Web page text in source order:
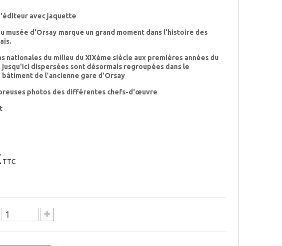
avec jaquette
musée d'Orsay marque un grand moment dans l'histoire des
nationales du milieu du XIXème siècle aux premières années du
jusqu'ici dispersées sont désormais regroupées dans le
bâtiment de l'ancienne gare d'Orsay
photos des différentes chefs-d'œuvre
TTC